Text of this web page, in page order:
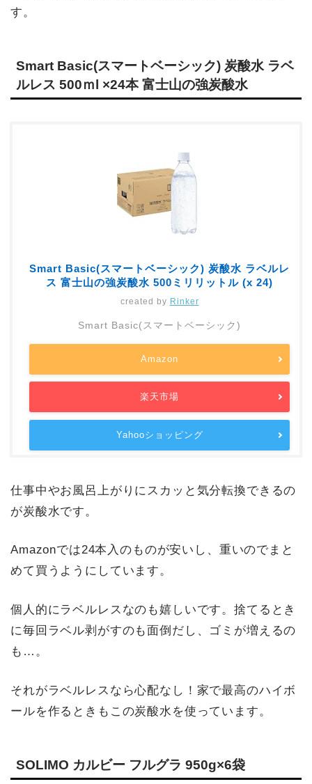
す。
Smart Basic(スマートベーシック) 炭酸水 ラベ
ルレス 500ｍl ×24本 富士山の強炭酸水
Smart Basic(スマートベーシック) 炭酸水 ラベルレ
ス 富士山の強炭酸水 500ミリリットル (x 24)
created by Rinker
Smart Basic(スマートベーシック)
Amazon
楽天市場
Yahooショッピング
仕事中やお風呂上がりにスカッと気分転換できるの
が炭酸水です。
Amazonでは24本入のものが安いし、重いのでまと
めて買うようにしています。
個人的にラベルレスなのも嬉しいです。捨てるとき
に毎回ラベル剥がすのも面倒だし、ゴミが増えるの
も…。
それがラベルレスなら心配なし！家で最高のハイボ
ールを作るときもこの炭酸水を使っています。
SOLIMO カルビー フルグラ 950g×6袋